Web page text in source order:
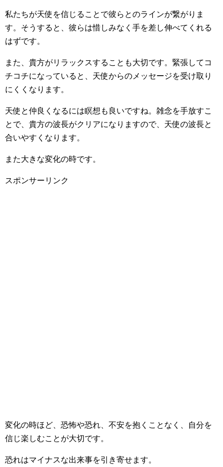
私たちが天使を信じることで彼らとのラインが繋がりま
す。そうすると、彼らは惜しみなく手を差し伸べてくれる
はずです。
また、貴方がリラックスすることも大切です。緊張してコ
チコチになっていると、天使からのメッセージを受け取り
にくくなります。
天使と仲良くなるには瞑想も良いですね。雑念を手放すこ
とで、貴方の波長がクリアになりますので、天使の波長と
合いやすくなります。
また大きな変化の時です。
スポンサーリンク
変化の時ほど、恐怖や恐れ、不安を抱くことなく、自分を
信じ楽しむことが大切です。
恐れはマイナスな出来事を引き寄せます。